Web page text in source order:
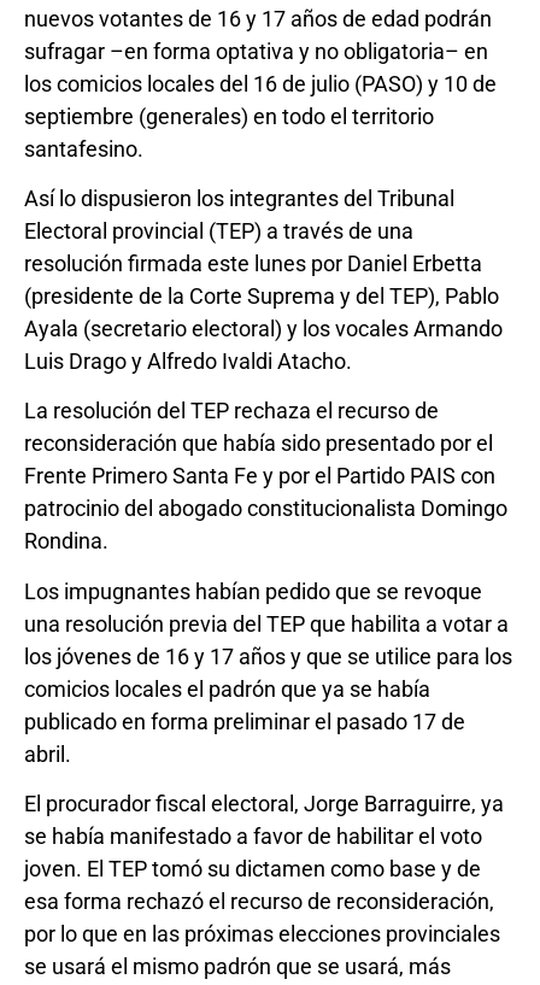
nuevos votantes de 16 y 17 años de edad podrán
sufragar –en forma optativa y no obligatoria– en
los comicios locales del 16 de julio (PASO) y 10 de
septiembre (generales) en todo el territorio
santafesino.
Así lo dispusieron los integrantes del Tribunal
Electoral provincial (TEP) a través de una
resolución firmada este lunes por Daniel Erbetta
(presidente de la Corte Suprema y del TEP), Pablo
Ayala (secretario electoral) y los vocales Armando
Luis Drago y Alfredo Ivaldi Atacho.
La resolución del TEP rechaza el recurso de
reconsideración que había sido presentado por el
Frente Primero Santa Fe y por el Partido PAIS con
patrocinio del abogado constitucionalista Domingo
Rondina.
Los impugnantes habían pedido que se revoque
una resolución previa del TEP que habilita a votar a
los jóvenes de 16 y 17 años y que se utilice para los
comicios locales el padrón que ya se había
publicado en forma preliminar el pasado 17 de
abril.
El procurador fiscal electoral, Jorge Barraguirre, ya
se había manifestado a favor de habilitar el voto
joven. El TEP tomó su dictamen como base y de
esa forma rechazó el recurso de reconsideración,
por lo que en las próximas elecciones provinciales
se usará el mismo padrón que se usará, más